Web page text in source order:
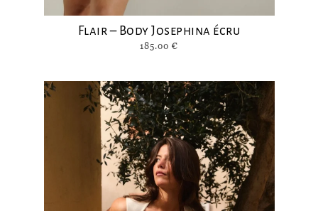
Flair – Body Josephina écru
185.00 €